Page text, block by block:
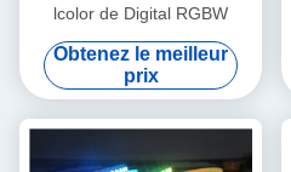
lcolor de Digital RGBW
Obtenez le meilleur
prix